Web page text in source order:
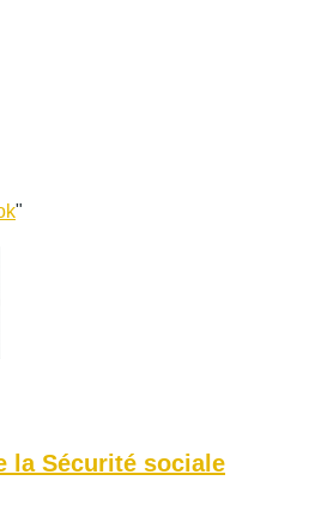
"
la Sécurité sociale